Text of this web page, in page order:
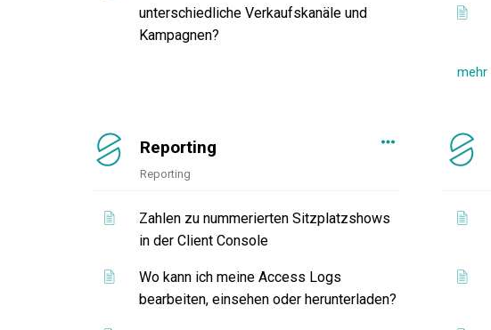
unterschiedliche Verkaufskanäle und
Kampagnen?
mehr
Reporting
Reporting
Zahlen zu nummerierten Sitzplatzshows
in der Client Console
Wo kann ich meine Access Logs
bearbeiten, einsehen oder herunterladen?